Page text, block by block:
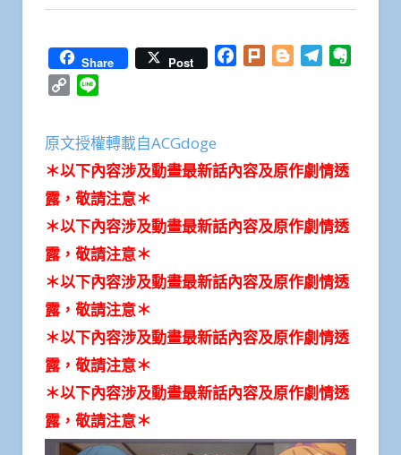
Share Post Facebook
Plurk BloggerTelegram
Copy
原文授權轉載自ACGdoge
＊以下內容涉及動畫最新話內容及原作劇情透
露，敬請注意＊
＊以下內容涉及動畫最新話內容及原作劇情透
露，敬請注意＊
＊以下內容涉及動畫最新話內容及原作劇情透
露，敬請注意＊
＊以下內容涉及動畫最新話內容及原作劇情透
露，敬請注意＊
＊以下內容涉及動畫最新話內容及原作劇情透
露，敬請注意＊